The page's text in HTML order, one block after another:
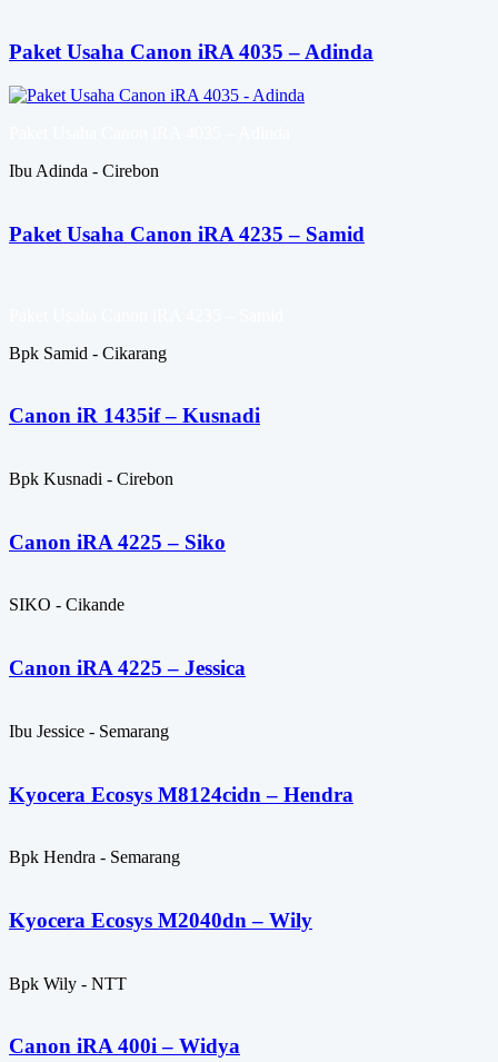
Paket Usaha Canon iRA 4035 – Adinda
Ibu Adinda - Cirebon
Paket Usaha Canon iRA 4235 – Samid
Bpk Samid - Cikarang
Canon iR 1435if – Kusnadi
Bpk Kusnadi - Cirebon
Canon iRA 4225 – Siko
SIKO - Cikande
Canon iRA 4225 – Jessica
Ibu Jessice - Semarang
Kyocera Ecosys M8124cidn – Hendra
Bpk Hendra - Semarang
Kyocera Ecosys M2040dn – Wily
Bpk Wily - NTT
Canon iRA 400i – Widya